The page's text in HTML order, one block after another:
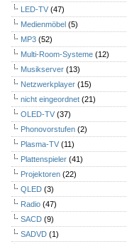
LED-TV (47)
Medienmöbel (5)
MP3 (52)
Multi-Room-Systeme (12)
Musikserver (13)
Netzwerkplayer (15)
nicht eingeordnet (21)
OLED-TV (37)
Phonovorstufen (2)
Plasma-TV (11)
Plattenspieler (41)
Projektoren (22)
QLED (3)
Radio (47)
SACD (9)
SADVD (1)